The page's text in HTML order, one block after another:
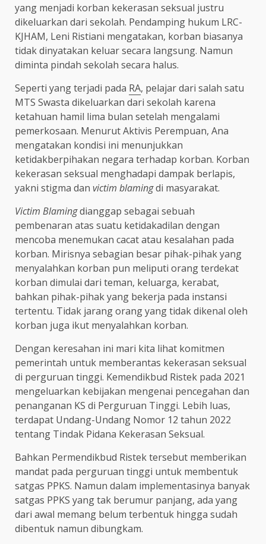
yang menjadi korban kekerasan seksual justru
dikeluarkan dari sekolah. Pendamping hukum LRC-
KJHAM, Leni Ristiani mengatakan, korban biasanya
tidak dinyatakan keluar secara langsung. Namun
diminta pindah sekolah secara halus.
Seperti yang terjadi pada RA, pelajar dari salah satu
MTS Swasta dikeluarkan dari sekolah karena
ketahuan hamil lima bulan setelah mengalami
pemerkosaan. Menurut Aktivis Perempuan, Ana
mengatakan kondisi ini menunjukkan
ketidakberpihakan negara terhadap korban. Korban
kekerasan seksual menghadapi dampak berlapis,
yakni stigma dan victim blamingdi masyarakat.
Victim Blamingdianggap sebagai sebuah
pembenaran atas suatu ketidakadilan dengan
mencoba menemukan cacat atau kesalahan pada
korban. Mirisnya sebagian besar pihak-pihak yang
menyalahkan korban pun meliputi orang terdekat
korban dimulai dari teman, keluarga, kerabat,
bahkan pihak-pihak yang bekerja pada instansi
tertentu. Tidak jarang orang yang tidak dikenal oleh
korban juga ikut menyalahkan korban.
Dengan keresahan ini mari kita lihat komitmen
pemerintah untuk memberantas kekerasan seksual
di perguruan tinggi. Kemendikbud Ristek pada 2021
mengeluarkan kebijakan mengenai pencegahan dan
penanganan KS di Perguruan Tinggi. Lebih luas,
terdapat Undang-Undang Nomor 12 tahun 2022
tentang Tindak Pidana Kekerasan Seksual.
Bahkan Permendikbud Ristek tersebut memberikan
mandat pada perguruan tinggi untuk membentuk
satgas PPKS. Namun dalam implementasinya banyak
satgas PPKS yang tak berumur panjang, ada yang
dari awal memang belum terbentuk hingga sudah
dibentuk namun dibungkam.